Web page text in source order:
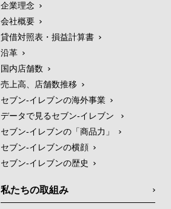
企業理念
会社概要
貸借対照表・損益計算書
沿革
国内店舗数
売上高、店舗数推移
セブン‐イレブンの海外事業
データで見るセブン‐イレブン
セブン‐イレブンの「商品力」
セブン-イレブンの横顔
セブン-イレブンの歴史
私たちの取組み